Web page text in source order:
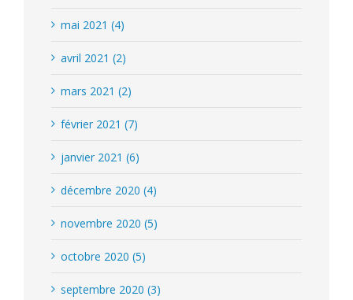
mai 2021 (4)
avril 2021 (2)
mars 2021 (2)
février 2021 (7)
janvier 2021 (6)
décembre 2020 (4)
novembre 2020 (5)
octobre 2020 (5)
septembre 2020 (3)